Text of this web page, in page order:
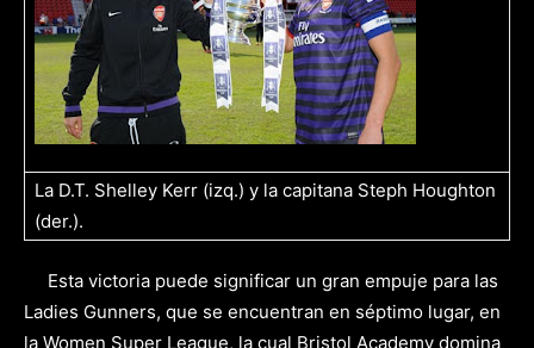
La D.T. Shelley Kerr (izq.) y la capitana Steph Houghton
(der.).
Esta victoria puede significar un gran empuje para las
Ladies Gunners, que se encuentran en séptimo lugar, en
la Women Super League, la cual Bristol Academy domina